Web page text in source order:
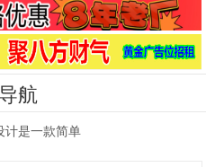
导航
计是一款简单